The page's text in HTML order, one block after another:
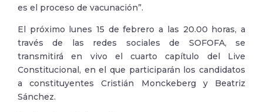
es el proceso de vacunación”.
El próximo lunes 15 de febrero a las 20.00 horas, a
través de las redes sociales de SOFOFA, se
transmitirá en vivo el cuarto capítulo del Live
Constitucional, en el que participarán los candidatos
a constituyentes Cristián Monckeberg y Beatriz
Sánchez.